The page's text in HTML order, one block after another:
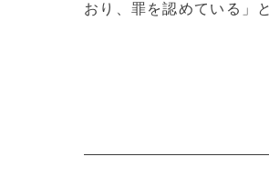
おり、罪を認めている」